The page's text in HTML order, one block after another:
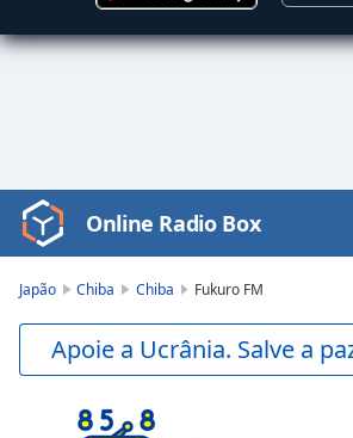
Video
Player
Online Radio Box
Japão Chiba Chiba Fukuro FM
Apoie a Ucrânia. Salve a